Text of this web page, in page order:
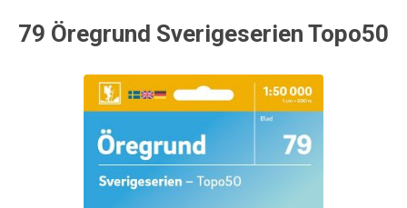
79 Öregrund Sverigeserien Topo50